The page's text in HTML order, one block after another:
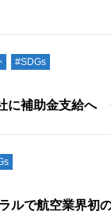
#SDGs
に補助金支給へ
ルで航空業界